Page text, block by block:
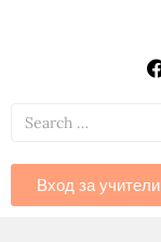
Вход за учители